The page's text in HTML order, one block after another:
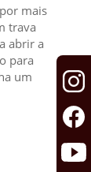
mais
trava
abrir a
para
um